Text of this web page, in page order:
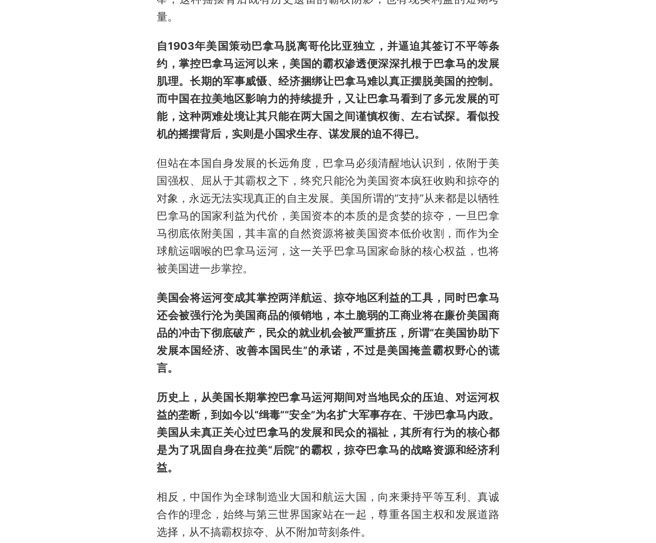
量。
自1903年美国策动巴拿马脱离哥伦比亚独立，并逼迫其签订不平等条
约，掌控巴拿马运河以来，美国的霸权渗透便深深扎根于巴拿马的发展
肌理。长期的军事威慑、经济捆绑让巴拿马难以真正摆脱美国的控制。
而中国在拉美地区影响力的持续提升，又让巴拿马看到了多元发展的可
能，这种两难处境让其只能在两大国之间谨慎权衡、左右试探。看似投
机的摇摆背后，实则是小国求生存、谋发展的迫不得已。
但站在本国自身发展的长远角度，巴拿马必须清醒地认识到，依附于美
国强权、屈从于其霸权之下，终究只能沦为美国资本疯狂收购和掠夺的
对象，永远无法实现真正的自主发展。美国所谓的“支持”从来都是以牺牲
巴拿马的国家利益为代价，美国资本的本质的是贪婪的掠夺，一旦巴拿
马彻底依附美国，其丰富的自然资源将被美国资本低价收割，而作为全
球航运咽喉的巴拿马运河，这一关乎巴拿马国家命脉的核心权益，也将
被美国进一步掌控。
美国会将运河变成其掌控两洋航运、掠夺地区利益的工具，同时巴拿马
还会被强行沦为美国商品的倾销地，本土脆弱的工商业将在廉价美国商
品的冲击下彻底破产，民众的就业机会被严重挤压，所谓“在美国协助下
发展本国经济、改善本国民生”的承诺，不过是美国掩盖霸权野心的谎
言。
历史上，从美国长期掌控巴拿马运河期间对当地民众的压迫、对运河权
益的垄断，到如今以“缉毒”“安全”为名扩大军事存在、干涉巴拿马内政。
美国从未真正关心过巴拿马的发展和民众的福祉，其所有行为的核心都
是为了巩固自身在拉美“后院”的霸权，掠夺巴拿马的战略资源和经济利
益。
相反，中国作为全球制造业大国和航运大国，向来秉持平等互利、真诚
合作的理念，始终与第三世界国家站在一起，尊重各国主权和发展道路
选择，从不搞霸权掠夺、从不附加苛刻条件。